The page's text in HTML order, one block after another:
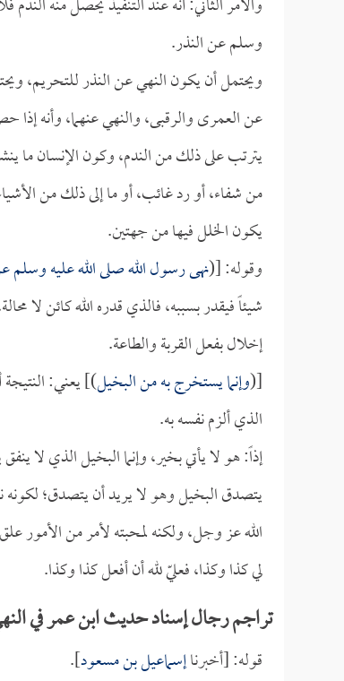
وسلم عن النذر.
ويحتمل أن يكون النهي عن النذر للتحريم،
عن العمرى والرقبى، والنهي عنهما، وأنه
يترتب على ذلك من الندم، وكون الإنسان ما
من شفاء، أو رد غائب، أو ما إلى ذلك من
يكون الخلل فيها من جهتين.
وقوله: [(نهى رسول الله صلى الله عليه وسلم
شيئاً فيقدر بسببه، فالذي قدره الله كائن لا
إخلال بفعل القربة والطاعة.
[(وإنما يستخرج به من البخيل)] يعني:
الذي ألزم نفسه به.
إذاً: هو لا يأتي بخير، وإنما البخيل الذي لا
يتصدق البخيل وهو لا يريد أن يتصدق؛ لكونه
الله عز وجل، ولكنه لمحبته لأمر من الأمور
لي كذا وكذا، فعليّ لله أن أفعل كذا وكذا.
تراجم رجال إسناد حديث ابن عمر في
قوله: [أخبرناإسماعيل بن مسعود].